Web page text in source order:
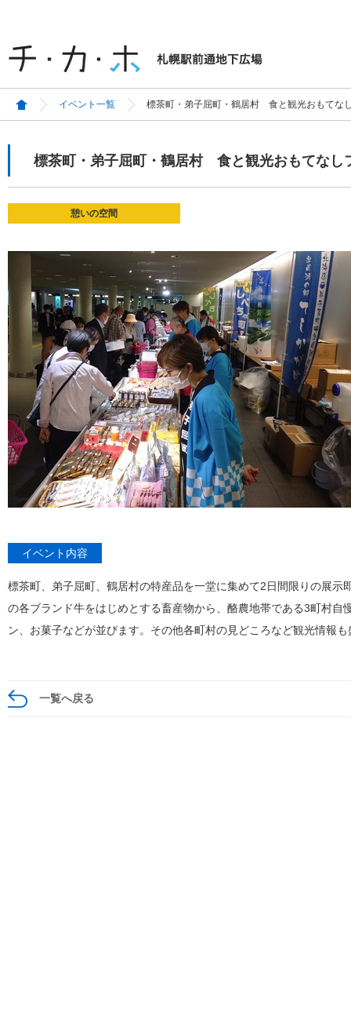
イベント一覧 標茶町・弟子屈町・鶴居村 食と観光おもてな
標茶町・弟子屈町・鶴居村 食と観光おもてなし
憩いの空間
イベント内容
標茶町、弟子屈町、鶴居村の特産品を一堂に集めて2日間限りの展
の各ブランド牛をはじめとする畜産物から、酪農地帯である3町村
ン、お菓子などが並びます。その他各町村の見どころなど観光情報
一覧へ戻る